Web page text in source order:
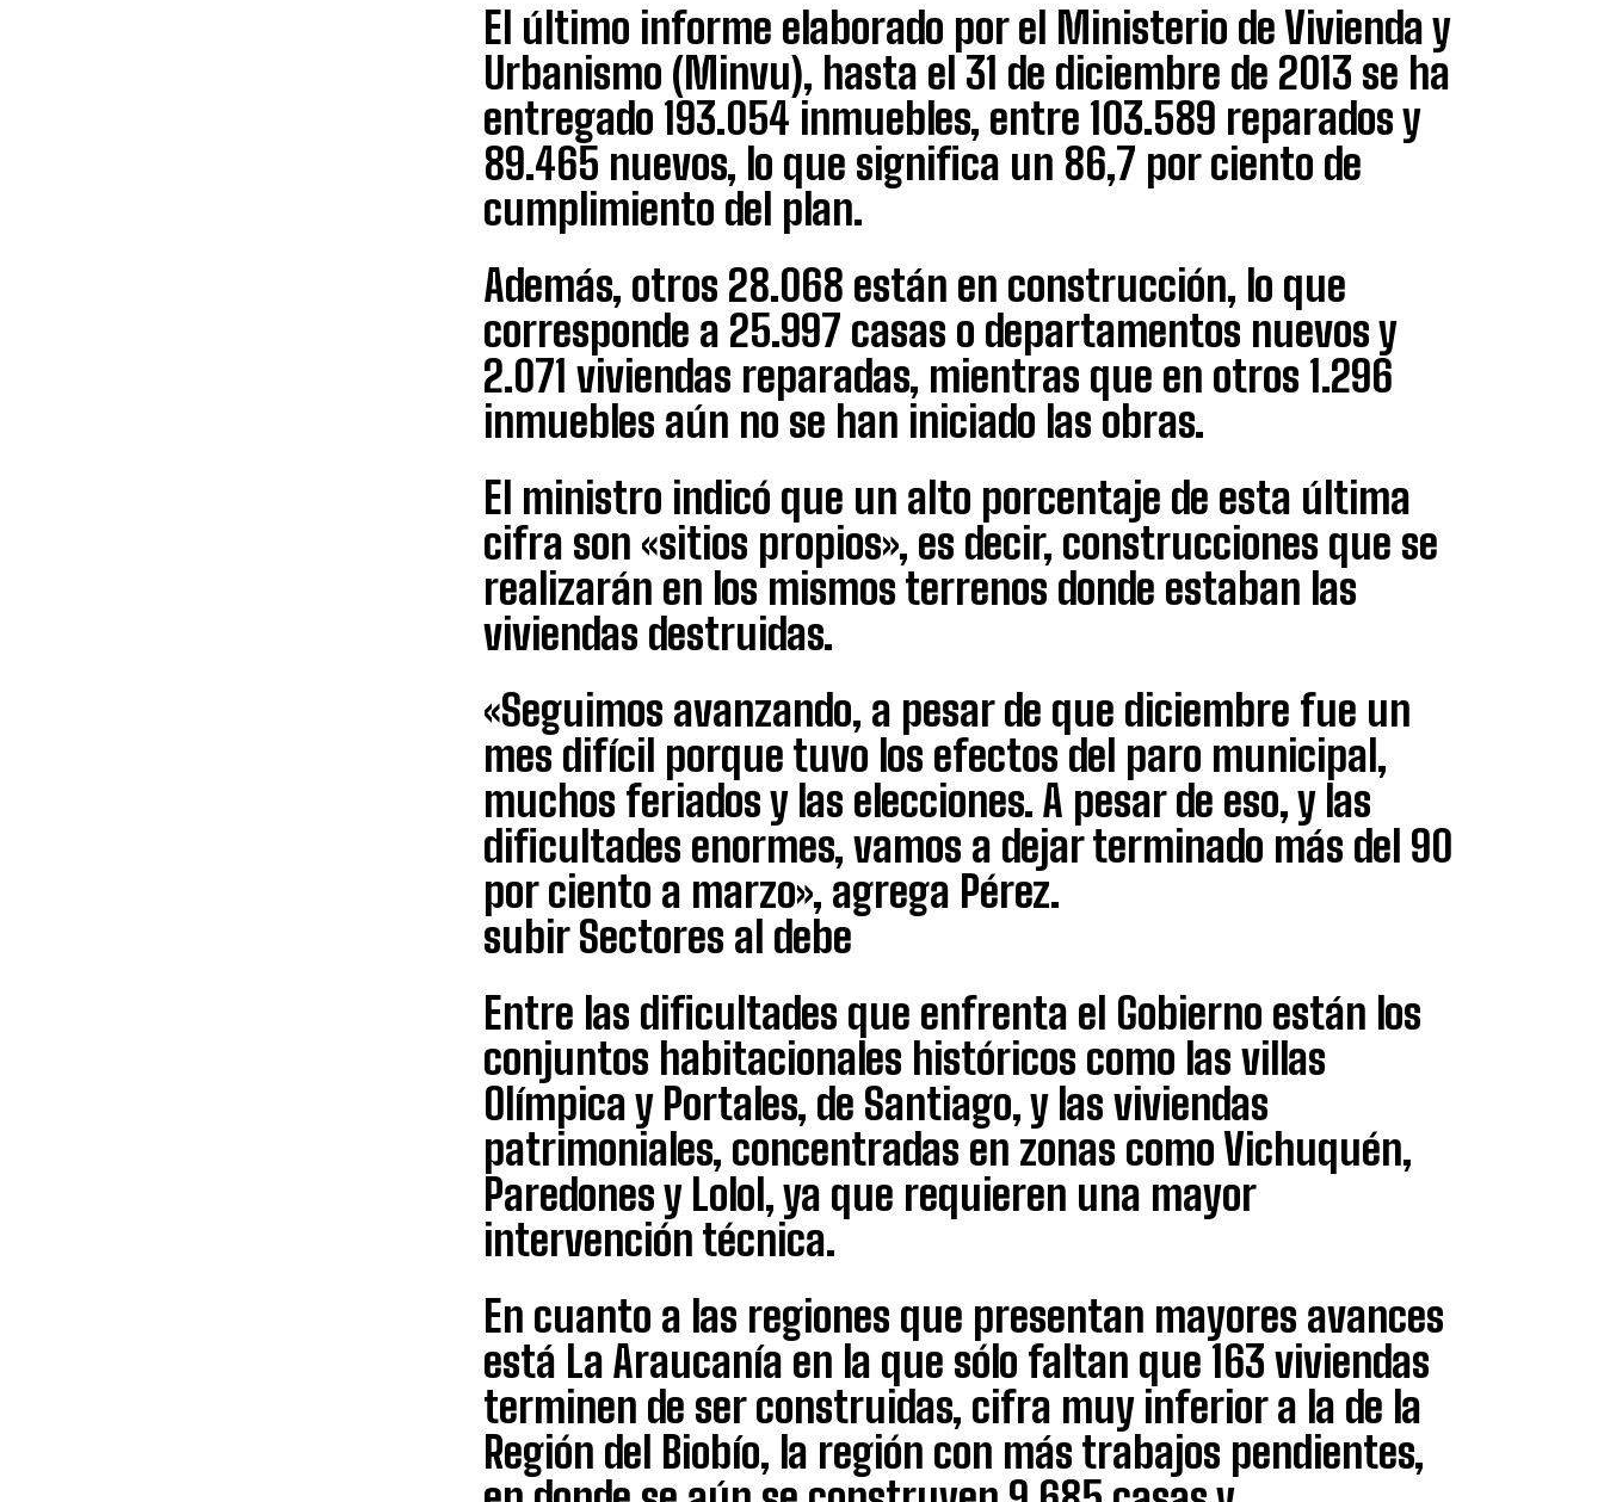
El último informe elaborado por el Ministerio de Vivienda y
Urbanismo (Minvu), hasta el 31 de diciembre de 2013 se ha
entregado 193.054 inmuebles, entre 103.589 reparados y
89.465 nuevos, lo que significa un 86,7 por ciento de
cumplimiento del plan.
Además, otros 28.068 están en construcción, lo que
corresponde a 25.997 casas o departamentos nuevos y
2.071 viviendas reparadas, mientras que en otros 1.296
inmuebles aún no se han iniciado las obras.
El ministro indicó que un alto porcentaje de esta última
cifra son «sitios propios», es decir, construcciones que se
realizarán en los mismos terrenos donde estaban las
viviendas destruidas.
«Seguimos avanzando, a pesar de que diciembre fue un
mes difícil porque tuvo los efectos del paro municipal,
muchos feriados y las elecciones. A pesar de eso, y las
dificultades enormes, vamos a dejar terminado más del 90
por ciento a marzo», agrega Pérez.
subir Sectores al debe
Entre las dificultades que enfrenta el Gobierno están los
conjuntos habitacionales históricos como las villas
Olímpica y Portales, de Santiago, y las viviendas
patrimoniales, concentradas en zonas como Vichuquén,
Paredones y Lolol, ya que requieren una mayor
intervención técnica.
En cuanto a las regiones que presentan mayores avances
está La Araucanía en la que sólo faltan que 163 viviendas
terminen de ser construidas, cifra muy inferior a la de la
Región del Biobío, la región con más trabajos pendientes,